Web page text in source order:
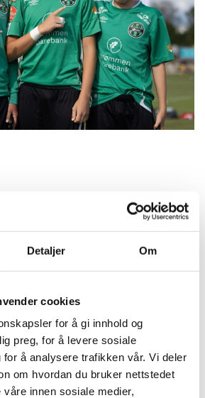
Detaljer Om
cookies
for å gi innhold og
preg, for å levere sosiale
for å analysere trafikken vår. Vi deler
om hvordan du bruker nettstedet
innen sosiale medier,
bærekraftsarbeidet i system:
i bespisningen